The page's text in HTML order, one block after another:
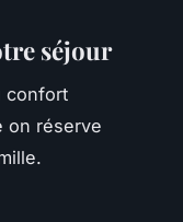
séjour
confort
on réserve